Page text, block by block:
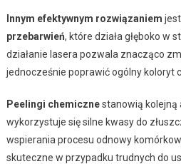
Innym efektywnym rozwiązaniem jest
przebarwień, które działa głęboko w
działanie lasera pozwala znacząco
jednocześnie poprawić ogólny koloryt
Peelingi chemicznestanowią kolejną
wykorzystuje się silne kwasy do
wspierania procesu odnowy
skuteczne w przypadku trudnych do